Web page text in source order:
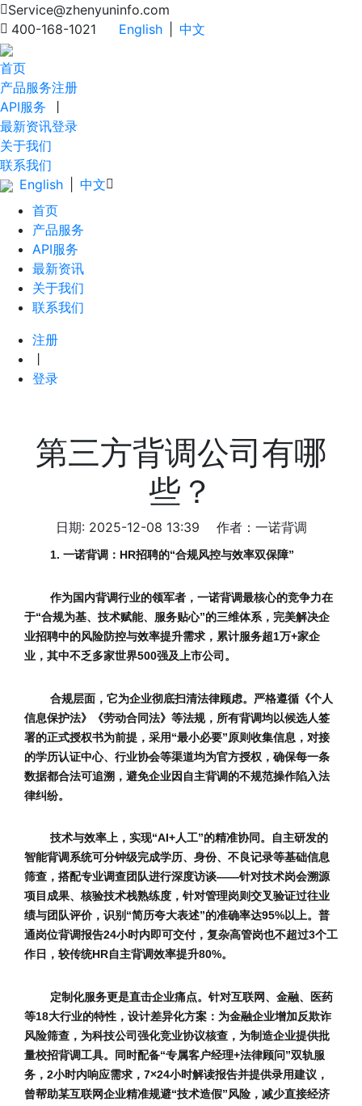
Service@zhenyuninfo.com
400-168-1021
English 中文
首页
产品服务
API服务
最新资讯
关于我们
联系我们
注册
登录
English
中文
首页
产品服务
API服务
最新资讯
关于我们
联系我们
注册
登录
第三方背调公司有哪
些？
日期: 2025-12-08 13:39 作者：一诺背调
1. 一诺背调：HR招聘的“合规风控与效率双保障”
作为国内背调行业的领军者，一诺背调最核心的竞争力在
于“合规为基、技术赋能、服务贴心”的三维体系，完美解决企
业招聘中的风险防控与效率提升需求，累计服务超1万+家企
业，其中不乏多家世界500强及上市公司。
合规层面，它为企业彻底扫清法律顾虑。严格遵循《个人
信息保护法》《劳动合同法》等法规，所有背调均以候选人签
署的正式授权书为前提，采用“最小必要”原则收集信息，对接
的学历认证中心、行业协会等渠道均为官方授权，确保每一条
数据都合法可追溯，避免企业因自主背调的不规范操作陷入法
律纠纷。
技术与效率上，实现“AI+人工”的精准协同。自主研发的
智能背调系统可分钟级完成学历、身份、不良记录等基础信息
筛查，搭配专业调查团队进行深度访谈——针对技术岗会溯源
项目成果、核验技术栈熟练度，针对管理岗则交叉验证过往业
绩与团队评价，识别“简历夸大表述”的准确率达95%以上。普
通岗位背调报告24小时内即可交付，复杂高管岗也不超过3个工
作日，较传统HR自主背调效率提升80%。
定制化服务更是直击企业痛点。针对互联网、金融、医药
等18大行业的特性，设计差异化方案：为金融企业增加反欺诈
风险筛查，为科技公司强化竞业协议核查，为制造企业提供批
量校招背调工具。同时配备“专属客户经理+法律顾问”双轨服
务，2小时内响应需求，7×24小时解读报告并提供录用建议，
曾帮助某互联网企业精准规避“技术造假”风险，减少直接经济